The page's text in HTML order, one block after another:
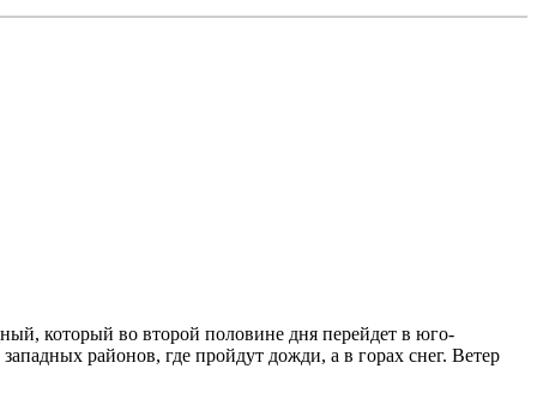
который во второй половине дня перейдет в юго-
районов, где пройдут дожди, а в горах снег. Ветер